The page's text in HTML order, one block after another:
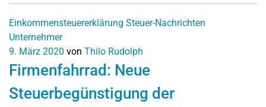
Einkommensteuererklärung Steuer-Nachrichten
Unternehmer
9. März 2020 von Thilo Rudolph
Firmenfahrrad: Neue
Steuerbegünstigung der